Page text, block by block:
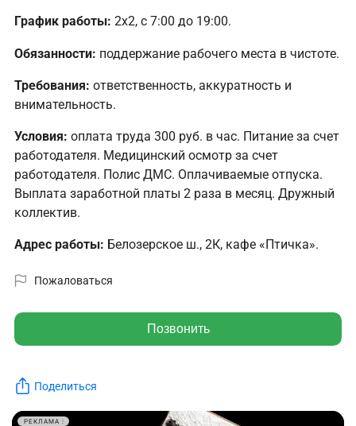
График работы: 2х2, с 7:00 до 19:00.
Обязанности: поддержание рабочего места в чистоте.
Требования: ответственность, аккуратность и
внимательность.
Условия: оплата труда 300 руб. в час. Питание за счет
работодателя. Медицинский осмотр за счет
работодателя. Полис ДМС. Оплачиваемые отпуска.
Выплата заработной платы 2 раза в месяц. Дружный
коллектив.
Адрес работы: Белозерское ш., 2К, кафе «Птичка».
Пожаловаться
Позвонить
Поделиться
РЕКЛАМА